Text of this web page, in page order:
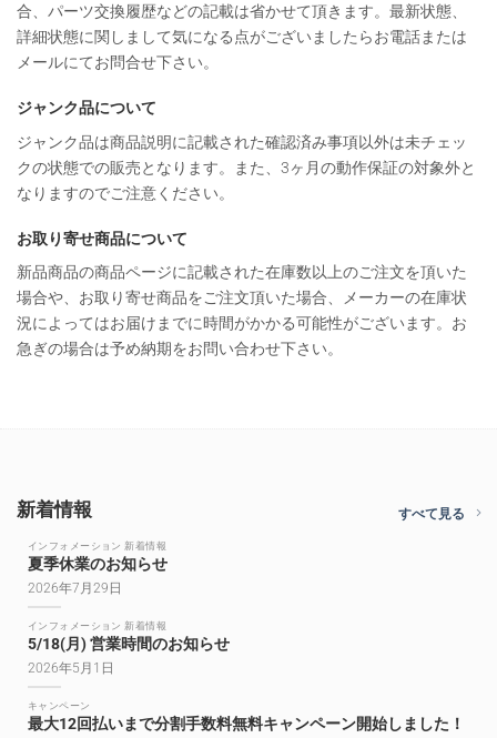
合、パーツ交換履歴などの記載は省かせて頂きます。最新状態、
詳細状態に関しまして気になる点がございましたらお電話または
メールにてお問合せ下さい。
ジャンク品について
ジャンク品は商品説明に記載された確認済み事項以外は未チェッ
クの状態での販売となります。また、3ヶ月の動作保証の対象外と
なりますのでご注意ください。
お取り寄せ商品について
新品商品の商品ページに記載された在庫数以上のご注文を頂いた
場合や、お取り寄せ商品をご注文頂いた場合、メーカーの在庫状
況によってはお届けまでに時間がかかる可能性がございます。お
急ぎの場合は予め納期をお問い合わせ下さい。
新着情報 すべて見る
インフォメーション 新着情報
夏季休業のお知らせ
2026年7月29日
インフォメーション 新着情報
5/18(月) 営業時間のお知らせ
2026年5月1日
キャンペーン
最大12回払いまで分割手数料無料キャンペーン開始しました！